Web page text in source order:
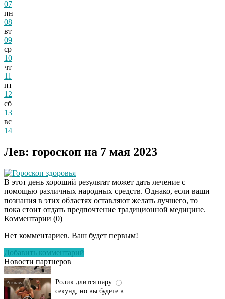
07
пн
08
вт
09
ср
10
чт
11
пт
12
сб
13
вс
14
Лев: гороскоп на 7 мая 2023
Гороскоп здоровья
В этот день хороший результат может дать лечение с
помощью различных народных средств. Однако, если ваши
познания в этих областях оставляют желать лучшего, то
пока стоит отдать предпочтение традиционной медицине.
Комментарии (0)
Нет комментариев. Ваш будет первым!
Добавить комментарий
Новости партнеров
Этот танец невесты
Пересмотрела 10 раз
секунд, но вы будете в
шоке от увиденного